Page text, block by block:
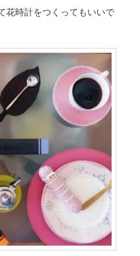
花時計をつくってもいいで